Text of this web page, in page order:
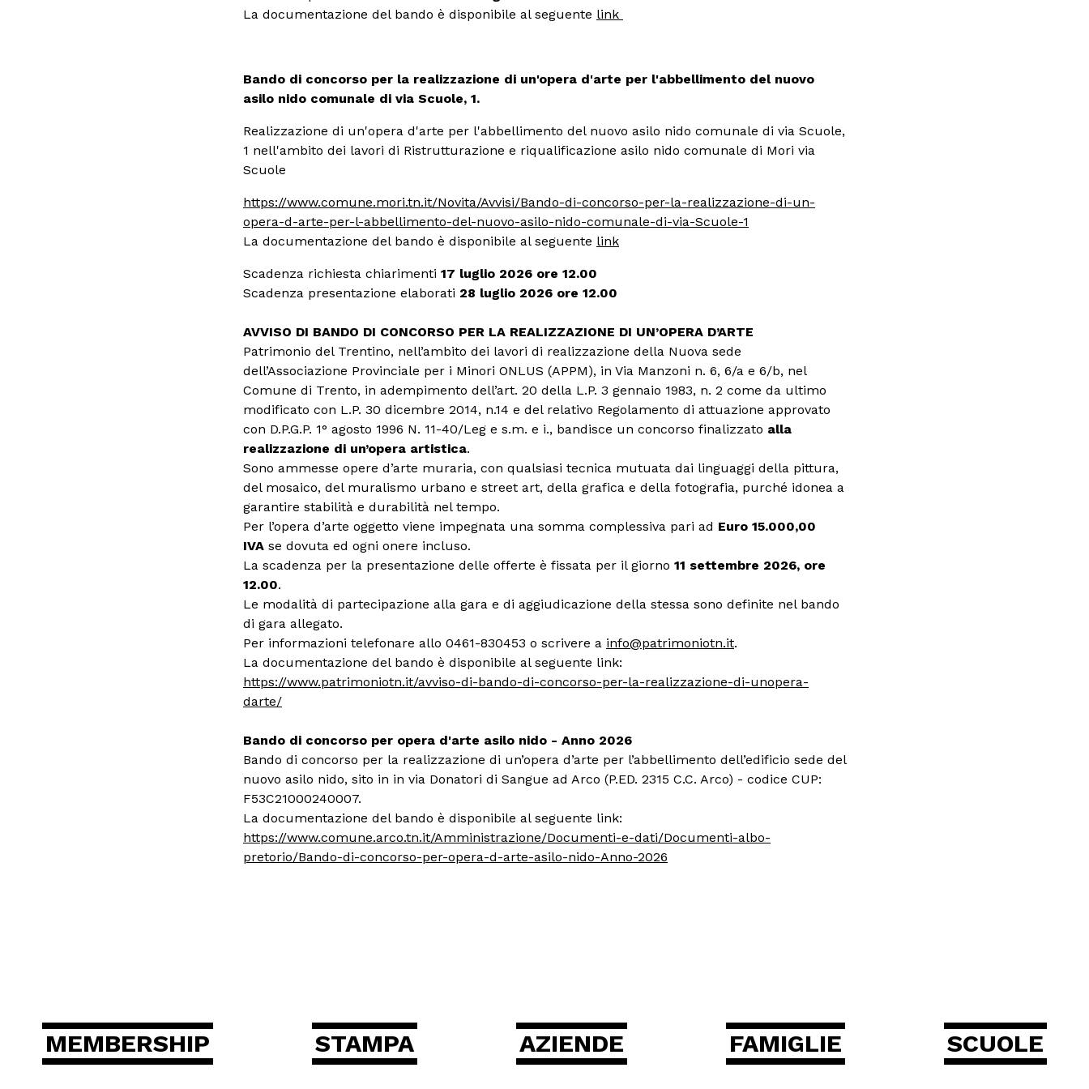
La documentazione del bando è disponibile al seguente link
Bando di concorso per la realizzazione di un'opera d'arte per l'abbellimento del nuovo
asilo nido comunale di via Scuole, 1.
Realizzazione di un'opera d'arte per l'abbellimento del nuovo asilo nido comunale di via Scuole,
1 nell'ambito dei lavori di Ristrutturazione e riqualificazione asilo nido comunale di Mori via
Scuole
https://www.comune.mori.tn.it/Novita/Avvisi/Bando-di-concorso-per-la-realizzazione-di-un-
opera-d-arte-per-l-abbellimento-del-nuovo-asilo-nido-comunale-di-via-Scuole-1
La documentazione del bando è disponibile al seguente link
Scadenza richiesta chiarimenti 17 luglio 2026 ore 12.00
Scadenza presentazione elaborati 28 luglio 2026 ore 12.00
AVVISO DI BANDO DI CONCORSO PER LA REALIZZAZIONE DI UN’OPERA D’ARTE
Patrimonio del Trentino, nell’ambito dei lavori di realizzazione della Nuova sede
dell’Associazione Provinciale per i Minori ONLUS (APPM), in Via Manzoni n. 6, 6/a e 6/b, nel
Comune di Trento, in adempimento dell’art. 20 della L.P. 3 gennaio 1983, n. 2 come da ultimo
modificato con L.P. 30 dicembre 2014, n.14 e del relativo Regolamento di attuazione approvato
con D.P.G.P. 1° agosto 1996 N. 11-40/Leg e s.m. e i., bandisce un concorso finalizzato alla
realizzazione di un’opera artistica.
Sono ammesse opere d’arte muraria, con qualsiasi tecnica mutuata dai linguaggi della pittura,
del mosaico, del muralismo urbano e street art, della grafica e della fotografia, purché idonea a
garantire stabilità e durabilità nel tempo.
Per l’opera d’arte oggetto viene impegnata una somma complessiva pari ad Euro 15.000,00
IVA se dovuta ed ogni onere incluso.
La scadenza per la presentazione delle offerte è fissata per il giorno 11 settembre 2026, ore
12.00.
Le modalità di partecipazione alla gara e di aggiudicazione della stessa sono definite nel bando
di gara allegato.
Per informazioni telefonare allo 0461-830453 o scrivere a info@patrimoniotn.it.
La documentazione del bando è disponibile al seguente link:
https://www.patrimoniotn.it/avviso-di-bando-di-concorso-per-la-realizzazione-di-unopera-
darte/
Bando di concorso per opera d'arte asilo nido - Anno 2026
Bando di concorso per la realizzazione di un’opera d’arte per l’abbellimento dell’edificio sede del
nuovo asilo nido, sito in in via Donatori di Sangue ad Arco (P.ED. 2315 C.C. Arco) - codice CUP:
F53C21000240007.
La documentazione del bando è disponibile al seguente link:
https://www.comune.arco.tn.it/Amministrazione/Documenti-e-dati/Documenti-albo-
pretorio/Bando-di-concorso-per-opera-d-arte-asilo-nido-Anno-2026
MEMBERSHIP STAMPA AZIENDE FAMIGLIE SCUOLE